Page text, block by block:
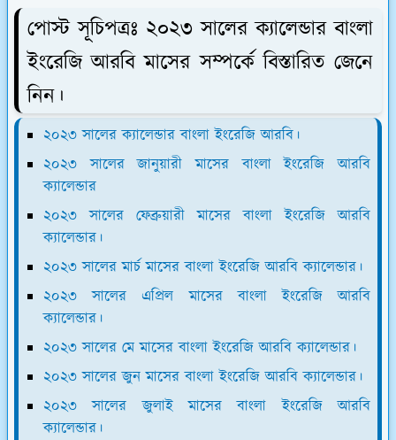
পোস্ট সূচিপত্রঃ ২০২৩ সালের ক্যালেন্ডার বাংলা
ইংরেজি আরবি মাসের সম্পর্কে বিস্তারিত জেনে
নিন।
২০২৩ সালের ক্যালেন্ডার বাংলা ইংরেজি আরবি।
২০২৩ সালের জানুয়ারী মাসের বাংলা ইংরেজি আরবি
ক্যালেন্ডার
২০২৩ সালের ফেব্রুয়ারী মাসের বাংলা ইংরেজি আরবি
ক্যালেন্ডার।
২০২৩ সালের মার্চ মাসের বাংলা ইংরেজি আরবি ক্যালেন্ডার।
২০২৩ সালের এপ্রিল মাসের বাংলা ইংরেজি আরবি
ক্যালেন্ডার।
২০২৩ সালের মে মাসের বাংলা ইংরেজি আরবি ক্যালেন্ডার।
২০২৩ সালের জুন মাসের বাংলা ইংরেজি আরবি ক্যালেন্ডার।
২০২৩ সালের জুলাই মাসের বাংলা ইংরেজি আরবি
ক্যালেন্ডার।